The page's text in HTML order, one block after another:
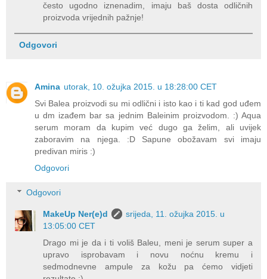
često ugodno iznenadim, imaju baš dosta odličnih
proizvoda vrijednih pažnje!
Odgovori
Amina utorak, 10. ožujka 2015. u 18:28:00 CET
Svi Balea proizvodi su mi odlični i isto kao i ti kad god uđem
u dm izađem bar sa jednim Baleinim proizvodom. :) Aqua
serum moram da kupim već dugo ga želim, ali uvijek
zaboravim na njega. :D Sapune obožavam svi imaju
predivan miris :)
Odgovori
Odgovori
MakeUp Ner(e)d
srijeda, 11. ožujka 2015. u
13:05:00 CET
Drago mi je da i ti voliš Baleu, meni je serum super a
upravo isprobavam i novu noćnu kremu i
sedmodnevne ampule za kožu pa ćemo vidjeti